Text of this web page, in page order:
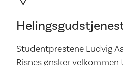
Studentprestene Ludvig
Risnes ønsker velkommen